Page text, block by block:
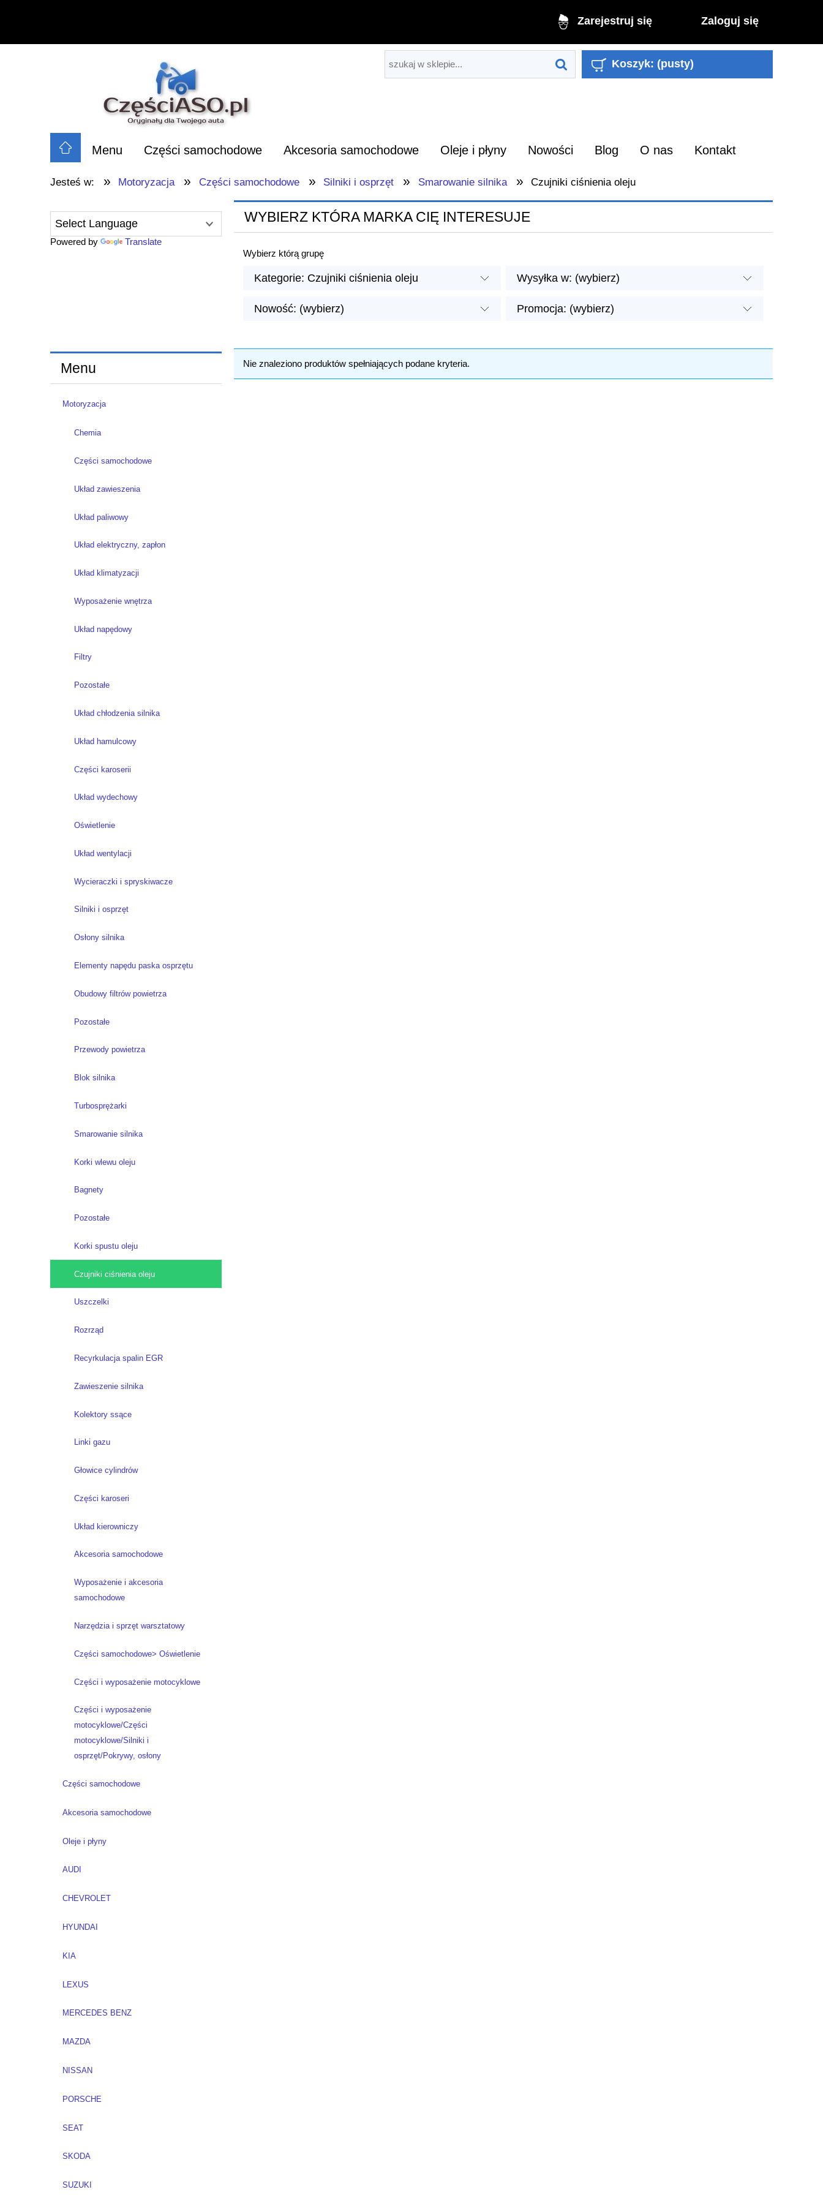
Zarejestruj się Zaloguj się
Koszyk: (pusty)
Menu Części samochodowe Akcesoria samochodowe Oleje i płyny Nowości Blog O nas Kontakt
Jesteś w: » Motoryzacja » Części samochodowe » Silniki i osprzęt » Smarowanie silnika » Czujniki ciśnienia oleju
Powered by Translate
Menu
Motoryzacja
Chemia
Części samochodowe
Układ zawieszenia
Układ paliwowy
Układ elektryczny, zapłon
Układ klimatyzacji
Wyposażenie wnętrza
Układ napędowy
Filtry
Pozostałe
Układ chłodzenia silnika
Układ hamulcowy
Części karoserii
Układ wydechowy
Oświetlenie
Układ wentylacji
Wycieraczki i spryskiwacze
Silniki i osprzęt
Osłony silnika
Elementy napędu paska osprzętu
Obudowy filtrów powietrza
Pozostałe
Przewody powietrza
Blok silnika
Turbosprężarki
Smarowanie silnika
Korki wlewu oleju
Bagnety
Pozostałe
Korki spustu oleju
Czujniki ciśnienia oleju
Uszczelki
Rozrząd
Recyrkulacja spalin EGR
Zawieszenie silnika
Kolektory ssące
Linki gazu
Głowice cylindrów
Części karoseri
Układ kierowniczy
Akcesoria samochodowe
Wyposażenie i akcesoria
samochodowe
Narzędzia i sprzęt warsztatowy
Części samochodowe> Oświetlenie
Części i wyposażenie motocyklowe
Części i wyposażenie
motocyklowe/Części
motocyklowe/Silniki i
osprzęt/Pokrywy, osłony
Części samochodowe
Akcesoria samochodowe
Oleje i płyny
AUDI
CHEVROLET
HYUNDAI
KIA
LEXUS
MERCEDES BENZ
MAZDA
NISSAN
PORSCHE
SEAT
SKODA
SUZUKI
WYBIERZ KTÓRA MARKA CIĘ INTERESUJE
Wybierz którą grupę
Kategorie: Czujniki ciśnienia oleju Wysyłka w: (wybierz)
Nowość: (wybierz) Promocja: (wybierz)
Nie znaleziono produktów spełniających podane kryteria.